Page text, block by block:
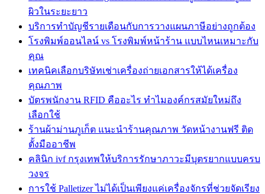
ผิวในระยะยาว
บริการทำบัญชีรายเดือนกับการวางแผนภาษีอย่างถูกต้อง
โรงพิมพ์ออนไลน์ vs โรงพิมพ์หน้าร้าน แบบไหนเหมาะกับ
คุณ
เทคนิคเลือกบริษัทเช่าเครื่องถ่ายเอกสารให้ได้เครื่อง
คุณภาพ
บัตรพนักงาน RFID คืออะไร ทำไมองค์กรสมัยใหม่ถึง
เลือกใช้
ร้านผ้าม่านภูเก็ต แนะนำร้านคุณภาพ วัดหน้างานฟรี ติด
ตั้งมืออาชีพ
คลินิก ivf กรุงเทพให้บริการรักษาภาวะมีบุตรยากแบบครบ
วงจร
การใช้ Palletizer ไม่ได้เป็นเพียงแค่เครื่องจักรที่ช่วยจัดเรียง